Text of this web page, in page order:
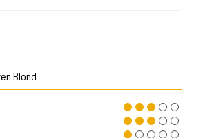
Blond